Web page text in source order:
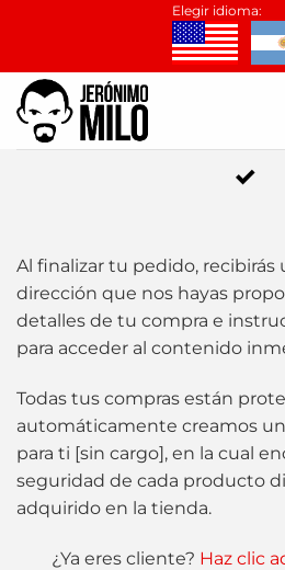
contenido
Elegir idioma:
Al finalizar tu pedido, recibirás
dirección que nos hayas
detalles de tu compra e
para acceder al contenido
Todas tus compras están
automáticamente creamos
para ti [sin cargo], en la cual
seguridad de cada producto
adquirido en la tienda.
¿Ya eres cliente? Haz clic